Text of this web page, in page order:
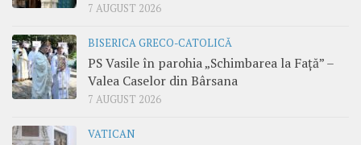
7 AUGUST 2026
BISERICA GRECO-CATOLICĂ
PS Vasile în parohia „Schimbarea la Față” –
Valea Caselor din Bârsana
7 AUGUST 2026
VATICAN